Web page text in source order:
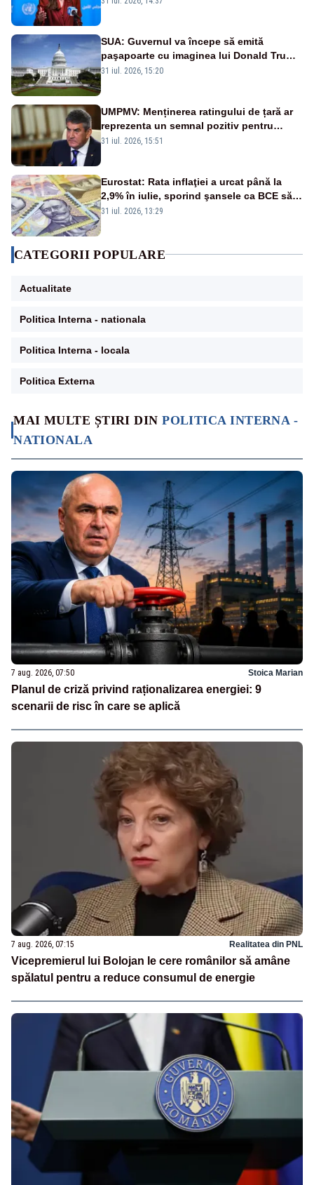
MAI MULTE ȘTIRI DINPOLITICA INTERNA -
NATIONALA
7 aug. 2026, 07:50 Stoica Marian
Planul de criză privind raționalizarea energiei: 9
scenarii de risc în care se aplică
7 aug. 2026, 07:15 Realitatea din PNL
Vicepremierul lui Bolojan le cere românilor să amâne
spălatul pentru a reduce consumul de energie
SUA: Guvernul va începe să emită
paşapoarte cu imaginea lui Donald Trump
începând cu 8 august
31 iul. 2026, 15:20
UMPMV: Menținerea ratingului de țară ar
reprezenta un semnal pozitiv pentru
România. Autoritățile trebuie să continue
31 iul. 2026, 15:51
Eurostat: Rata inflaţiei a urcat până la
2,9% în iulie, sporind şansele ca BCE să
majoreze dobânda
31 iul. 2026, 13:29
CATEGORII POPULARE
Actualitate
Politica Interna - nationala
Politica Interna - locala
Politica Externa